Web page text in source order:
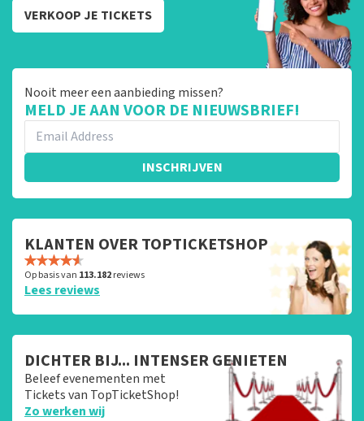
VERKOOP JE TICKETS
Nooit meer een aanbieding missen?
MELD JE AAN VOOR DE NIEUWSBRIEF!
INSCHRIJVEN
KLANTEN OVER TOPTICKETSHOP
Op basis van 113.182reviews
Lees reviews
DICHTER BIJ... INTENSER GENIETEN
Beleef evenementen met
Tickets van TopTicketShop!
Zo werken wij